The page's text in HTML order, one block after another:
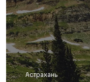
Астрахань